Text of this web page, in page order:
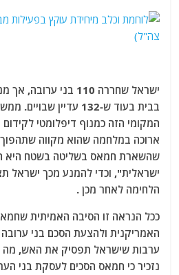
ישראל שחררה 110 בני
בבית בעוד ש-132 עדיין
המקומי הזה כמנוף דיפלומטי
ארוכה במלחמה שהוא מקווה
שהשארת חמאס בשליטה בשטח היא
ישראלית", וכדי להמנע מכך ישראל
הלחימה לאחר מכן .
ככל הנראה זו הסיבה האמיתית
האמריקנית ולהצעת הסכם בני
ערבות שישראל תפסיק את האש, מה
נזכיר כי חמאס הסכים לעסקת בני